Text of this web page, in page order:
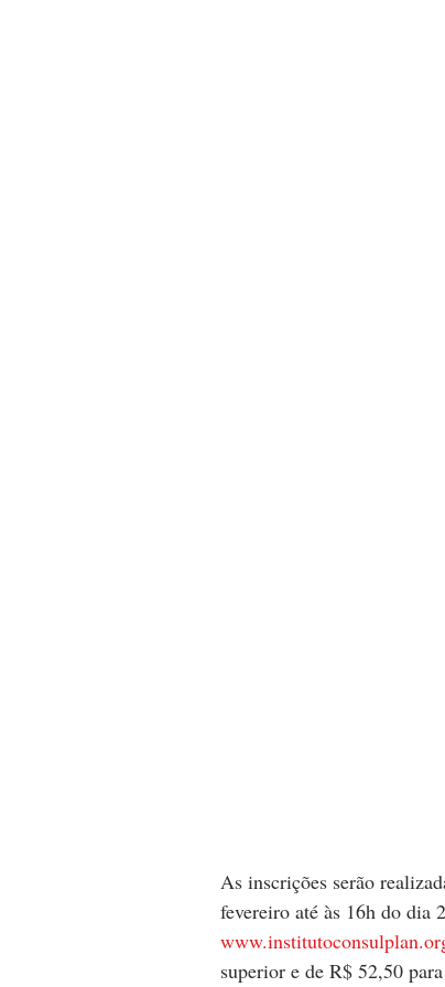
As inscrições serão
fevereiro até às 16h do dia
superior e de R$ 52,50